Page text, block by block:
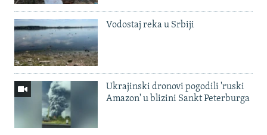
Vodostaj reka u Srbiji
Ukrajinski dronovi pogodili 'ruski
Amazon' u blizini Sankt Peterburga